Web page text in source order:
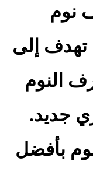
نوم
تهدف إلى
النوم
جديد.
بأفضل